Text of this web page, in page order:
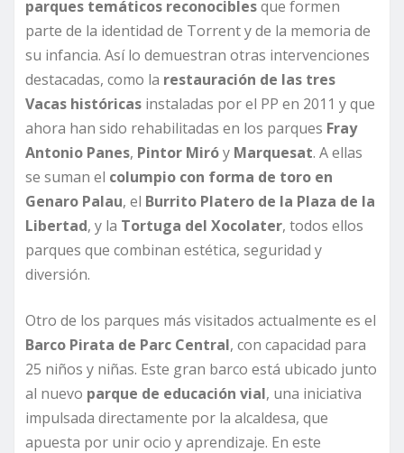
parques temáticos reconociblesque formen
parte de la identidad de Torrent y de la memoria de
su infancia. Así lo demuestran otras intervenciones
destacadas, como la restauración de las tres
Vacas históricas instaladas por el PP en 2011 y que
ahora han sido rehabilitadas en los parques Fray
Antonio Panes, Pintor Miróy Marquesat. A ellas
se suman el columpio con forma de toro en
Genaro Palau, el Burrito Platero de la Plaza de la
Libertad, y la Tortuga del Xocolater, todos ellos
parques que combinan estética, seguridad y
diversión.
Otro de los parques más visitados actualmente es el
Barco Pirata de Parc Central, con capacidad para
25 niños y niñas. Este gran barco está ubicado junto
al nuevo parque de educación vial, una iniciativa
impulsada directamente por la alcaldesa, que
apuesta por unir ocio y aprendizaje. En este